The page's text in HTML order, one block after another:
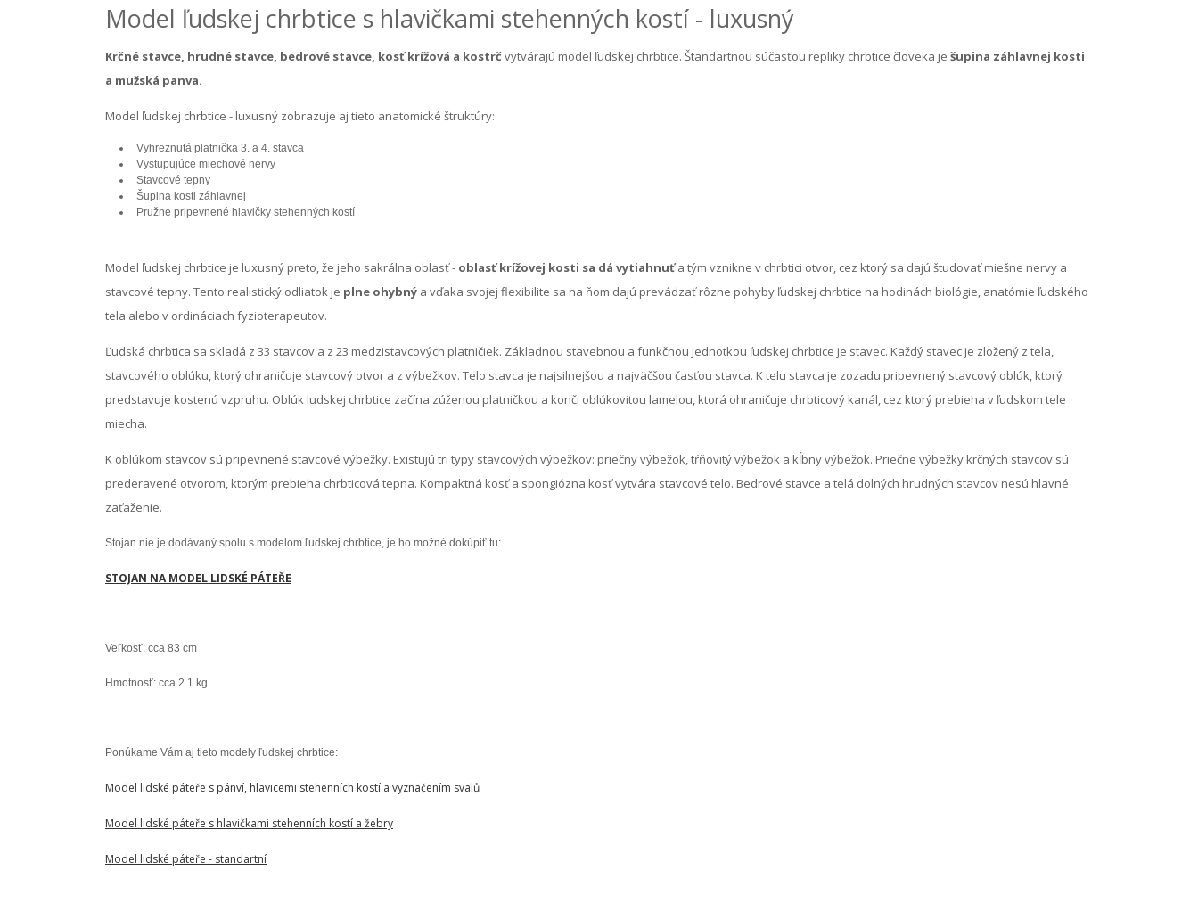
Model ľudskej chrbtice s hlavičkami stehenných kostí - luxusný
Krčné stavce, hrudné stavce, bedrové stavce, kosť krížová a kostrčvytvárajú model ľudskej chrbtice. Štandartnou súčasťou repliky chrbtice človeka je šupina záhlavnej kosti
a mužská panva.
Model ľudskej chrbtice - luxusný zobrazuje aj tieto anatomické štruktúry:
Vyhreznutá platnička 3. a 4. stavca
Vystupujúce miechové nervy
Stavcové tepny
Šupina kosti záhlavnej
Pružne pripevnené hlavičky stehenných kostí
Model ľudskej chrbtice je luxusný preto, že jeho sakrálna oblasť - oblasť krížovej kosti sa dá vytiahnuťa tým vznikne v chrbtici otvor, cez ktorý sa dajú študovať miešne nervy a
stavcové tepny. Tento realistický odliatok je plne ohybný a vďaka svojej flexibilite sa na ňom dajú prevádzať rôzne pohyby ľudskej chrbtice na hodinách biológie, anatómie ľudského
tela alebo v ordináciach fyzioterapeutov.
Ľudská chrbtica sa skladá z 33 stavcov a z 23 medzistavcových platničiek. Základnou stavebnou a funkčnou jednotkou ľudskej chrbtice je stavec. Každý stavec je zložený z tela,
stavcového oblúku, ktorý ohraničuje stavcový otvor a z výbežkov. Telo stavca je najsilnejšou a najväčšou časťou stavca. K telu stavca je zozadu pripevnený stavcový oblúk, ktorý
predstavuje kostenú vzpruhu. Oblúk ludskej chrbtice začína zúženou platničkou a konči oblúkovitou lamelou, ktorá ohraničuje chrbticový kanál, cez ktorý prebieha v ľudskom tele
miecha.
K oblúkom stavcov sú pripevnené stavcové výbežky. Existujú tri typy stavcových výbežkov: priečny výbežok, tŕňovitý výbežok a kĺbny výbežok. Priečne výbežky krčných stavcov sú
prederavené otvorom, ktorým prebieha chrbticová tepna. Kompaktná kosť a spongiózna kosť vytvára stavcové telo. Bedrové stavce a telá dolných hrudných stavcov nesú hlavné
zaťaženie.
Stojan nie je dodávaný spolu s modelom ľudskej chrbtice, je ho možné dokúpiť tu:
STOJAN NA MODEL LIDSKÉ PÁTEŘE
Veľkosť: cca 83 cm
Hmotnosť: cca 2.1 kg
Ponúkame Vám aj tieto modely ľudskej chrbtice:
Model lidské páteře s pánví, hlavicemi stehenních kostí a vyznačením svalů
Model lidské páteře s hlavičkami stehenních kostí a žebry
Model lidské páteře - standartní